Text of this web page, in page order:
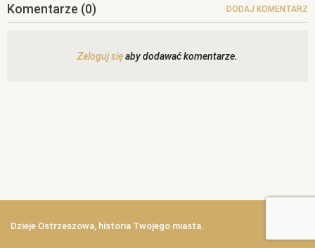
Komentarze (0) DODAJ KOMENTARZ
Zaloguj sięaby dodawać komentarze.
Dzieje Ostrzeszowa, historia Twojego miasta.